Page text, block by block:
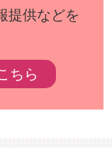
提供などを
ちら